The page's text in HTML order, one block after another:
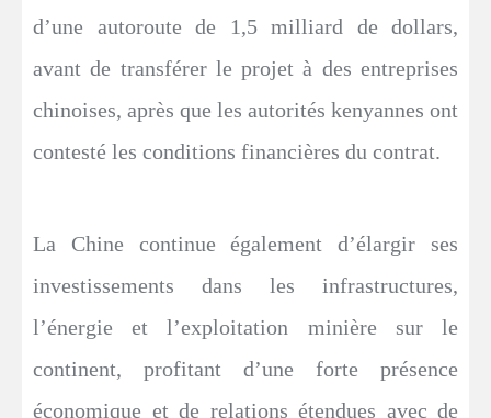
d’une autoroute de 1,5 milliard de dollars,
avant de transférer le projet à des entreprises
chinoises, après que les autorités kenyannes ont
contesté les conditions financières du contrat.
La Chine continue également d’élargir ses
investissements dans les infrastructures,
l’énergie et l’exploitation minière sur le
continent, profitant d’une forte présence
économique et de relations étendues avec de